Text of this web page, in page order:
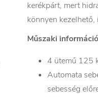
kerékpárt, mert
könnyen
Műszaki
4 ütemű 125
Automata
sebesség